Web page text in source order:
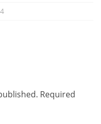
Required